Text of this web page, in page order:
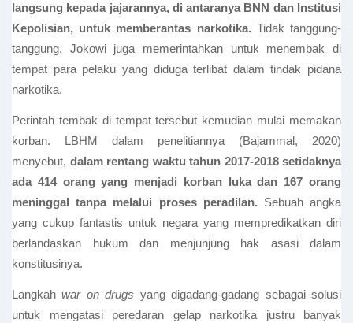
langsung kepada jajarannya, di antaranya BNN dan Institusi
Kepolisian, untuk memberantas narkotika. Tidak tanggung-
tanggung, Jokowi juga memerintahkan untuk menembak di
tempat para pelaku yang diduga terlibat dalam tindak pidana
narkotika.
Perintah tembak di tempat tersebut kemudian mulai memakan
korban. LBHM dalam penelitiannya (Bajammal, 2020)
menyebut, dalam rentang waktu tahun 2017-2018 setidaknya
ada 414 orang yang menjadi korban luka dan 167 orang
meninggal tanpa melalui proses peradilan. Sebuah angka
yang cukup fantastis untuk negara yang mempredikatkan diri
berlandaskan hukum dan menjunjung hak asasi dalam
konstitusinya.
Langkahwar on drugs yang digadang-gadang sebagai solusi
untuk mengatasi peredaran gelap narkotika justru banyak